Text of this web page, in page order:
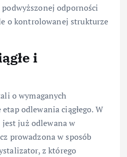
odporności
o kontrolowanej strukturze
i
o wymaganych
odlewania ciągłego. W
już odlewana w
prowadzona w sposób
z którego